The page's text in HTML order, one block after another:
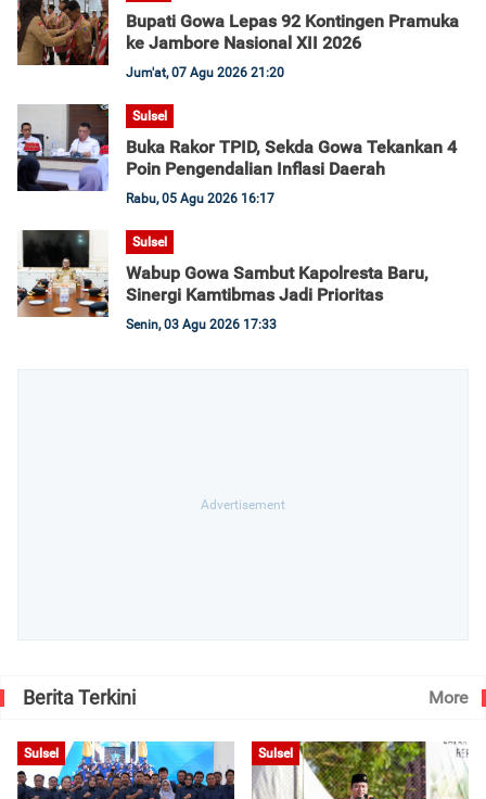
Bupati Gowa Lepas 92 Kontingen Pramuka
ke Jambore Nasional XII 2026
Jum'at, 07 Agu 2026 21:20
Sulsel
Buka Rakor TPID, Sekda Gowa Tekankan 4
Poin Pengendalian Inflasi Daerah
Rabu, 05 Agu 2026 16:17
Sulsel
Wabup Gowa Sambut Kapolresta Baru,
Sinergi Kamtibmas Jadi Prioritas
Senin, 03 Agu 2026 17:33
Berita Terkini More
Sulsel Sulsel